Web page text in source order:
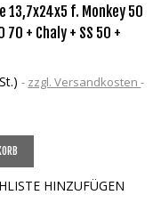
f. Monkey 50
70 + Chaly + SS 50 +
zzgl. Versandkosten
HINZUFÜGEN